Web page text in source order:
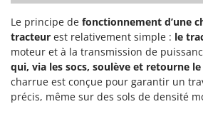
Le principe de fonctionnement d’une
tracteur est relativement simple : le
moteur et à la transmission de
qui, via les socs, soulève et retourne
charrue est conçue pour garantir un
précis, même sur des sols de densité